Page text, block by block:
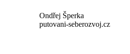
Ondřej Šperka
putovani-seberozvoj.cz